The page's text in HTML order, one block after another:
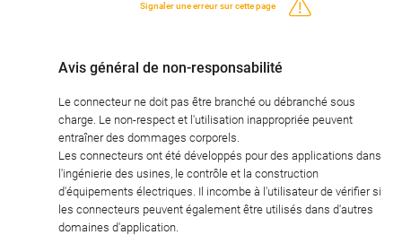
Signaler une erreur sur cette page
Avis général de non-responsabilité
Le connecteur ne doit pas être branché ou débranché sous
charge. Le non-respect et l'utilisation inappropriée peuvent
entraîner des dommages corporels.
Les connecteurs ont été développés pour des applications dans
l'ingénierie des usines, le contrôle et la construction
d'équipements électriques. Il incombe à l'utilisateur de vérifier si
les connecteurs peuvent également être utilisés dans d'autres
domaines d'application.